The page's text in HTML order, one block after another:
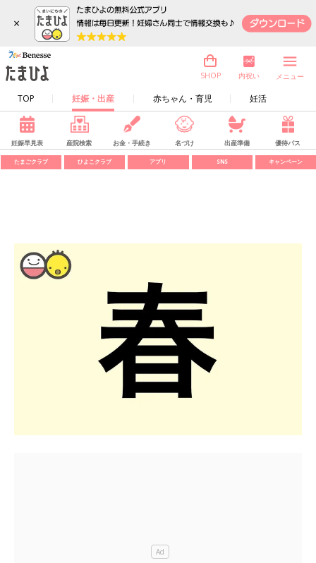
×
TOP 妊娠・出産 赤ちゃん・育児 妊活
SHOP 内祝い メニュー
妊娠早見表 産院検索 お金・手続き 名づけ 出産準備 優待パス
たまごクラブ ひよこクラブ アプリ SNS キャンペーン